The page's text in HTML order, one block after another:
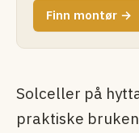
Finn montør →
Solceller på
praktiske